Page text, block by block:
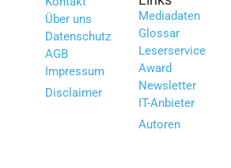
Über uns
Datenschutz
AGB
Impressum
Disclaimer
Mediadaten
Glossar
Leserservice
Award
Newsletter
IT-Anbieter
Autoren